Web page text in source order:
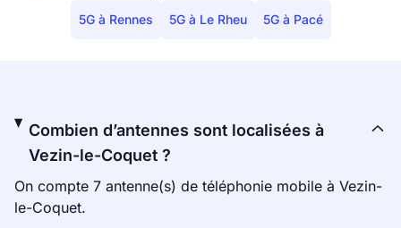
5G à Rennes 5G à Le Rheu 5G à Pacé
Combien d’antennes sont localisées à
Vezin-le-Coquet ?
On compte 7 antenne(s) de téléphonie mobile à Vezin-
le-Coquet.